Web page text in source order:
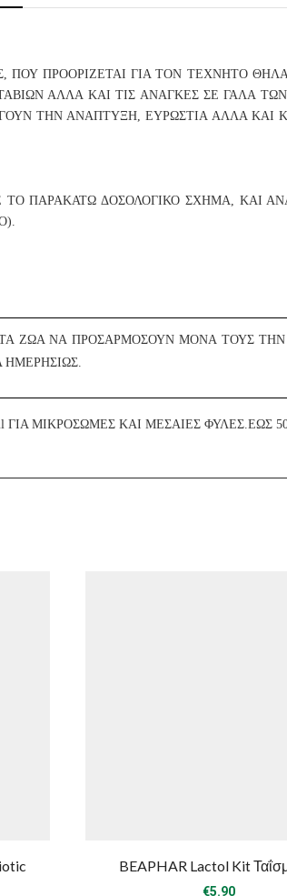
ΠΟΥ ΠΡΟΟΡΙΖΕΤΑΙ ΓΙΑ ΤΟΝ ΤΕΧΝΗΤΟ
ΑΛΛΑ ΚΑΙ ΤΙΣ ΑΝΑΓΚΕΣ ΣΕ ΓΑΛΑ
ΤΗΝ ΑΝΑΠΤΥΞΗ, ΕΥΡΩΣΤΙΑ ΑΛΛΑ ΚΑΙ
ΠΑΡΑΚΑΤΩ ΔΟΣΟΛΟΓΙΚΟ ΣΧΗΜΑ, ΚΑΙ
ΖΩΑ ΝΑ ΠΡΟΣΑΡΜΟΣΟΥΝ ΜΟΝΑ ΤΟΥΣ
ΗΜΕΡΗΣΙΩΣ.
ΓΙΑ ΜΙΚΡΟΣΩΜΕΣ ΚΑΙ ΜΕΣΑΙΕΣ ΦΥΛΕΣ.ΕΩΣ
BEAPHAR Lactol Kit
€5.90